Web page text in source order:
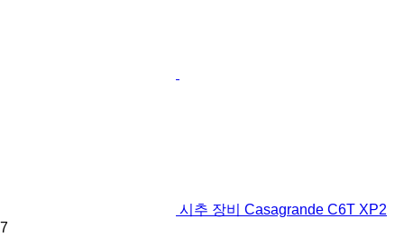
시추 장비 Casagrande C6T XP2
7